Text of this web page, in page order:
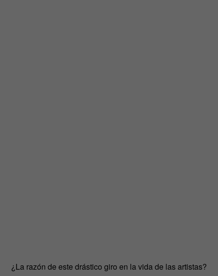
¿La razón de este drástico giro en la vida de las artistas?